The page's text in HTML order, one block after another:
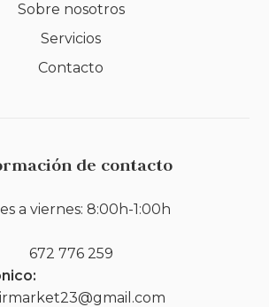
Sobre nosotros
Servicios
Contacto
de contacto
a viernes: 8:00h-1:00h
672 776 259